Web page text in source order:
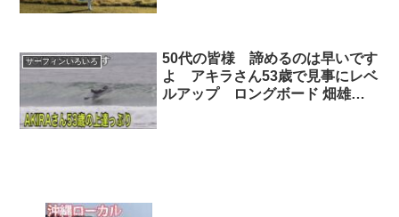
サーフィンいろいろ
50代の皆様 諦めるのは早いです
よ アキラさん53歳で見事にレベ
ルアップ ロングボード 畑雄二